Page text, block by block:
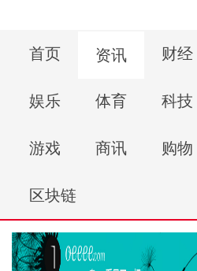
首页 资讯 财经
娱乐 体育 科技
游戏 商讯 购物
区块链